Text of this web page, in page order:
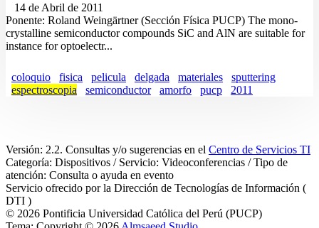
14 de Abril de 2011
Ponente: Roland Weingärtner (Sección Física PUCP) The mono-
crystalline semiconductor compounds SiC and AlN are suitable for
instance for optoelectr...
coloquio fisica pelicula delgada materiales
sputtering
espectroscopia
semiconductor amorfo pucp 2011
Versión: 2.2. Consultas y/o sugerencias en el Centro de Servicios TI
Categoría: Dispositivos / Servicio: Videoconferencias / Tipo de
atención: Consulta o ayuda en evento
Servicio ofrecido por la Dirección de Tecnologías de Información (
DTI )
© 2026 Pontificia Universidad Católica del Perú (PUCP)